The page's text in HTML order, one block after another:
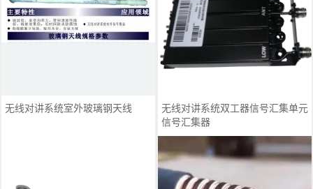
无线对讲系统室外玻璃钢天线
无线对讲系统双工器信号汇集单元
信号汇集器